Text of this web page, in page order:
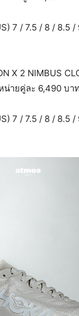
7 / 7.5 / 8 / 8.5 /
X 2 NIMBUS
น่ายคู่ละ 6,490 บาท
7 / 7.5 / 8 / 8.5 /